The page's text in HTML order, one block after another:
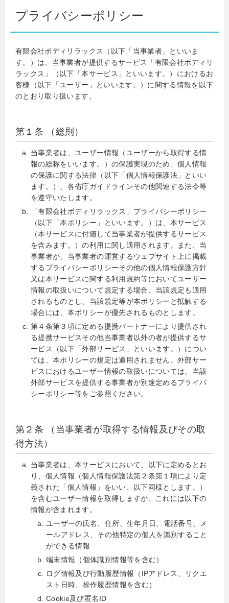
プライバシーポリシー
有限会社ボディリラックス（以下「当事業者」といいま
す。）は、当事業者が提供するサービス「有限会社ボディリ
ラックス」（以下「本サービス」といいます。）におけるお
客様（以下「ユーザー」といいます。）に関する情報を以下
のとおり取り扱います。
第１条 （総則）
当事業者は、ユーザー情報（ユーザーから取得する情
報の総称をいいます。）の保護実現のため、個人情報
の保護に関する法律（以下「個人情報保護法」といい
ます。）、各省庁ガイドラインその他関連する法令等
を遵守いたします。
「有限会社ボディリラックス」プライバシーポリシー
（以下「本ポリシー」といいます。）は、本サービス
（本サービスに付随して当事業者が提供するサービス
を含みます。）の利用に関し適用されます。また、当
事業者が、当事業者の運営するウェブサイト上に掲載
するプライバシーポリシーその他の個人情報保護方針
又は本サービスに関する利用規約等においてユーザー
情報の取扱いについて規定する場合、当該規定も適用
されるものとし、当該規定等が本ポリシーと抵触する
場合には、本ポリシーが優先されるものとします。
第４条第３項に定める提携パートナーにより提供され
る提携サービスその他当事業者以外の者が提供するサ
ービス（以下「外部サービス」といいます。）につい
ては、本ポリシーの規定は適用されません。外部サー
ビスにおけるユーザー情報の取扱いについては、当該
外部サービスを提供する事業者が別途定めるプライバ
シーポリシー等をご参照ください。
第２条 （当事業者が取得する情報及びその取
得方法）
当事業者は、本サービスにおいて、以下に定めるとお
り、個人情報（個人情報保護法第２条第１項により定
義された「個人情報」をいい、以下同様とします。）
を含むユーザー情報を取得しますが、これには以下の
情報が含まれます。
ユーザーの氏名、住所、生年月日、電話番号、メ
ールアドレス、その他特定の個人を識別すること
ができる情報
端末情報（個体識別情報等を含む）
ログ情報及び行動履歴情報（IPアドレス、リクエ
スト日時、操作履歴情報を含む）
Cookie及び匿名ID